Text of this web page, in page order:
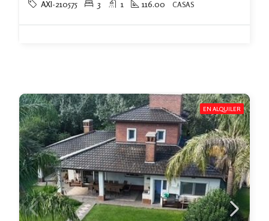
AXI-210575 3 1 116.00 CASAS
EN ALQUILER